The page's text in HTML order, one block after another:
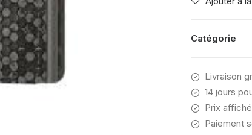
Secrid
Grey
Catégorie
Livraison
14 jours
Prix
Paiement